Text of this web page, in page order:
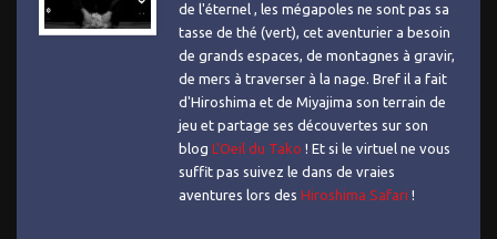
de l'éternel , les mégapoles ne sont pas sa
tasse de thé (vert), cet aventurier a besoin
de grands espaces, de montagnes à gravir,
de mers à traverser à la nage. Bref il a fait
d'Hiroshima et de Miyajima son terrain de
jeu et partage ses découvertes sur son
blog L'Oeil du Tako ! Et si le virtuel ne vous
suffit pas suivez le dans de vraies
aventures lors des Hiroshima Safari !